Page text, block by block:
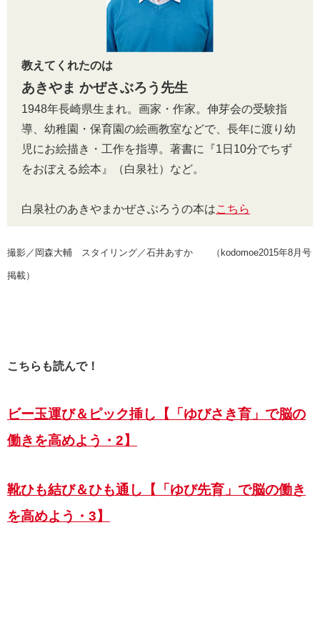
教えてくれたのは
あきやま かぜさぶろう先生
1948年長崎県生まれ。画家・作家。伸芽会の受験指
導、幼稚園・保育園の絵画教室などで、長年に渡り幼
児にお絵描き・工作を指導。著書に『1日10分でちず
をおぼえる絵本』（白泉社）など。
白泉社のあきやまかぜさぶろうの本はこちら
撮影／岡森大輔 スタイリング／石井あすか （kodomoe2015年8月号
掲載）
こちらも読んで！
ビー玉運び＆ピック挿し【「ゆびさき育」で脳の
働きを高めよう・2】
靴ひも結び＆ひも通し【「ゆび先育」で脳の働き
を高めよう・3】